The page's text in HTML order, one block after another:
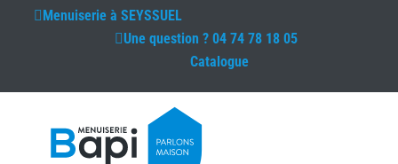
Menuiserie àSEYSSUEL
Une question ? 04 74 78 18 05
Catalogue